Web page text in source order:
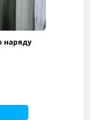
наряду